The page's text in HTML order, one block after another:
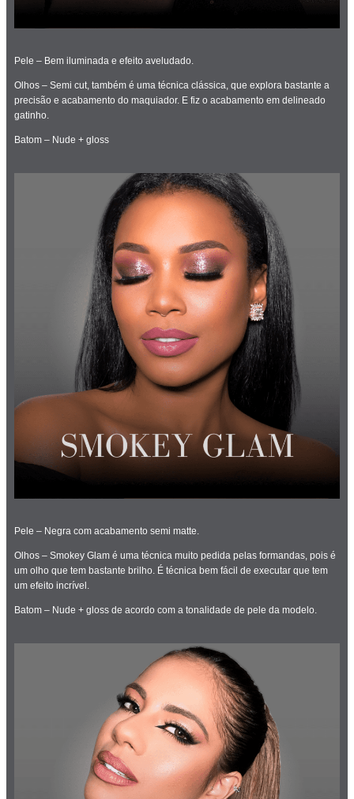
Pele – Bem iluminada e efeito aveludado.
Olhos – Semi cut, também é uma técnica clássica, que explora bastante a
precisão e acabamento do maquiador. E fiz o acabamento em delineado
gatinho.
Batom – Nude + gloss
Pele – Negra com acabamento semi matte.
Olhos – Smokey Glam é uma técnica muito pedida pelas formandas, pois é
um olho que tem bastante brilho. É técnica bem fácil de executar que tem
um efeito incrível.
Batom – Nude + gloss de acordo com a tonalidade de pele da modelo.